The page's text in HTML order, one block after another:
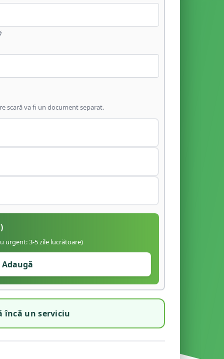
scară va fi un document separat.
urgent: 3-5 zile lucrătoare)
Adaugă
încă un serviciu